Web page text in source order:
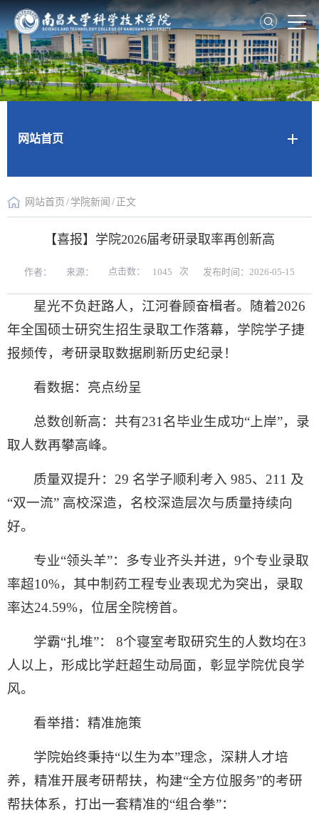
网站首页
网站首页 / 学院新闻 / 正文
【喜报】学院2026届考研录取率再创新高
作者： 来源： 点击数： 1045 次 发布时间：2026-05-15
星光不负赶路人，江河眷顾奋楫者。随着2026
年全国硕士研究生招生录取工作落幕，学院学子捷
报频传，考研录取数据刷新历史纪录！
看数据： 亮点纷呈
总数创新高：共有231名毕业生成功“上岸”，录
取人数再攀高峰。
质量双提升：29 名学子顺利考入 985、211 及
“双一流” 高校深造，名校深造层次与质量持续向
好。
专业“领头羊”：多专业齐头并进，9个专业录取
率超10%，其中制药工程专业表现尤为突出，录取
率达24.59%，位居全院榜首。
学霸“扎堆”： 8个寝室考取研究生的人数均在3
人以上，形成比学赶超生动局面，彰显学院优良学
风。
看举措：精准施策
学院始终秉持“以生为本”理念，深耕人才培
养，精准开展考研帮扶，构建“全方位服务”的考研
帮扶体系，打出一套精准的“组合拳”：